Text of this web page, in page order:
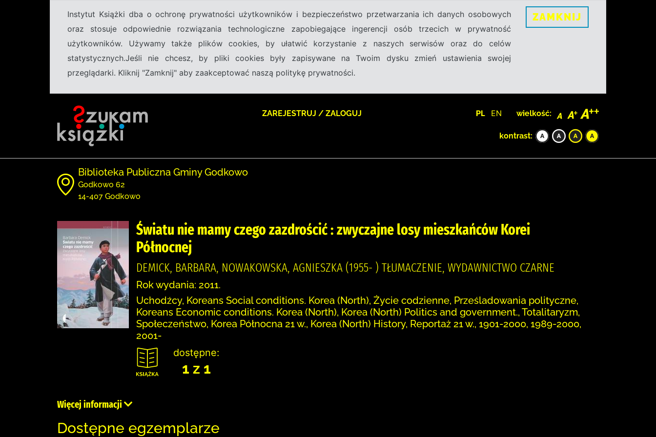
Instytut Książki dba o ochronę prywatności użytkowników i bezpieczeństwo przetwarzania ich danych osobowych
oraz stosuje odpowiednie rozwiązania technologiczne zapobiegające ingerencji osób trzecich w prywatność
użytkowników. Używamy także plików cookies, by ułatwić korzystanie z naszych serwisów oraz do celów
statystycznych.Jeśli nie chcesz, by pliki cookies były zapisywane na Twoim dysku zmień ustawienia swojej
przeglądarki. Kliknij "Zamknij" aby zaakceptować naszą politykę prywatności.
ZAMKNIJ
ZAREJESTRUJ / ZALOGUJ PL EN wielkość:
kontrast:
Biblioteka Publiczna Gminy Godkowo
Godkowo 62
14-407 Godkowo
Światu nie mamy czego zazdrościć : zwyczajne losy mieszkańców Korei
Północnej
DEMICK, BARBARA, NOWAKOWSKA, AGNIESZKA (1955- ) TŁUMACZENIE, WYDAWNICTWO CZARNE
Rok wydania: 2011.
Uchodźcy, Koreans Social conditions. Korea (North), Życie codzienne, Prześladowania polityczne,
Koreans Economic conditions. Korea (North), Korea (North) Politics and government., Totalitaryzm,
Społeczeństwo, Korea Północna 21 w., Korea (North) History, Reportaż 21 w., 1901-2000, 1989-2000,
2001-
dostępne:
1 z 1
Więcej informacji
Dostępne egzemplarze